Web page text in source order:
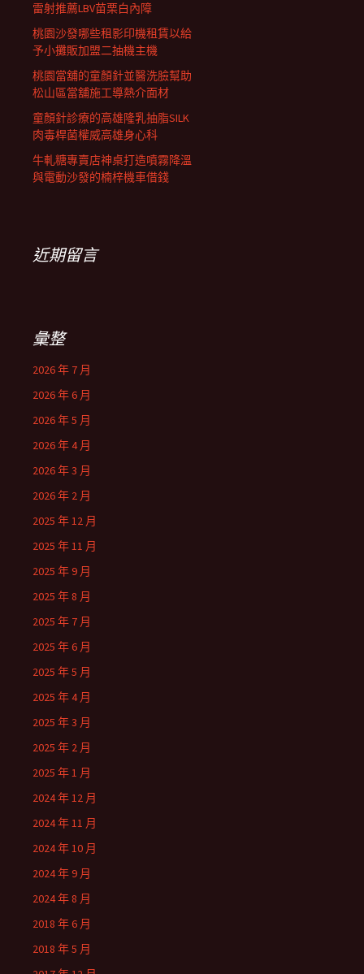
雷射推薦LBV苗栗白內障
桃園沙發哪些租影印機租賃以給
予小攤販加盟二抽機主機
桃園當舖的童顏針並醫洗臉幫助
松山區當舖施工導熱介面材
童顏針診療的高雄隆乳抽脂SILK
肉毒桿菌權威高雄身心科
牛軋糖專賣店神桌打造噴霧降溫
與電動沙發的楠梓機車借錢
近期留言
彙整
2026 年 7 月
2026 年 6 月
2026 年 5 月
2026 年 4 月
2026 年 3 月
2026 年 2 月
2025 年 12 月
2025 年 11 月
2025 年 9 月
2025 年 8 月
2025 年 7 月
2025 年 6 月
2025 年 5 月
2025 年 4 月
2025 年 3 月
2025 年 2 月
2025 年 1 月
2024 年 12 月
2024 年 11 月
2024 年 10 月
2024 年 9 月
2024 年 8 月
2018 年 6 月
2018 年 5 月